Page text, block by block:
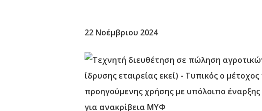
22 Νοέμβριου 2024